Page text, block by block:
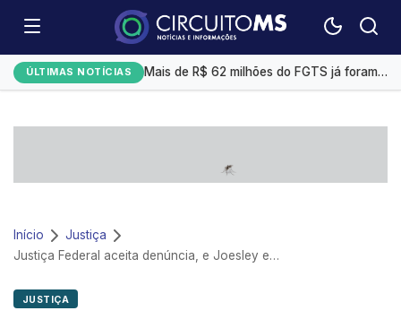
ÚLTIMAS NOTÍCIAS
Bitcoin opera em alta com cenário macroeconômico e avanços de empresas tech
Mais de R$ 62 milhões do FGTS já foram usados para quitar dívidas pelo Desenrola Brasil
Gerdau registra lucro de R$ 1,4 bilhões no 2° trimestre, alta de 69,7%
Início
Justiça
Justiça Federal aceita denúncia, e Joesley e Wesley Batista viram réus
JUSTIÇA